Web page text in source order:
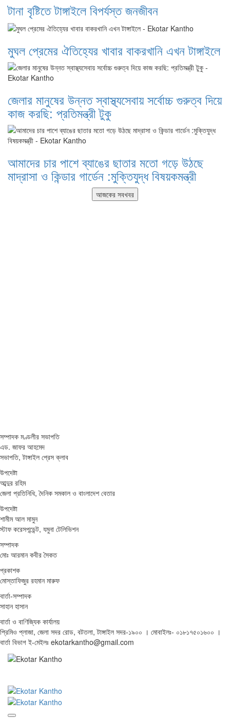
টানা বৃষ্টিতে টাঙ্গাইলে বিপর্যস্ত জনজীবন
মুঘল প্রেমের ঐতিহ্যের খাবার বাকরখানি এখন টাঙ্গাইলে
জেলার মানুষের উন্নত স্বাস্থ্যসেবায় সর্বোচ্চ গুরুত্ব দিয়ে
কাজ করছি: প্রতিমন্ত্রী টুকু
আমাদের চার পাশে ব্যাঙের ছাতার মতো গড়ে উঠছে
মাদ্রাসা ও কিন্ডার গার্ডেন :মুক্তিযুদ্ধ বিষয়কমন্ত্রী
সম্পাদক মণ্ডলীর সভাপতি
এড. জাফর আহমেদ
সভাপতি, টাঙ্গাইল প্রেস ক্লাব
উপদেষ্টা
আব্দুর রহিম
জেলা প্রতিনিধি, দৈনিক সমকাল ও বাংলাদেশ বেতার
উপদেষ্টা
শামীম আল মামুন
স্টাফ করেসপন্ডেন্ট, যমুনা টেলিভিশন
সম্পাদক
মোঃ আরমান কবীর সৈকত
প্রকাশক
মোস্তাফিজুর রহমান মারুফ
বার্তা-সম্পাদক
সাহান হাসান
বার্তা ও বাণিজ্যিক কার্যালয়
প্রিমিও প্লাজা, জেলা সদর রোড, বটতলা, টাঙ্গাইল সদর-১৯০০ । মোবাইলঃ- ০১৮১৭৫০১৬০০ ।
বার্তা বিভাগ ই-মেইলঃ ekotarkantho@gmail.com